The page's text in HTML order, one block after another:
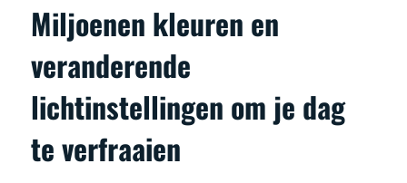
Miljoenen kleuren en
veranderende
lichtinstellingen om je dag
te verfraaien